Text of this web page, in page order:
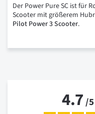
Der Power Pure SC ist für
Scooter mit größerem
Pilot Power 3 Scooter.
4.7/5